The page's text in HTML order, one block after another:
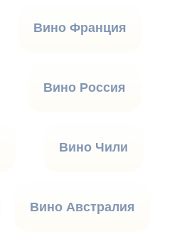
Вино Франция
Вино Россия
Вино Чили
Вино Австралия